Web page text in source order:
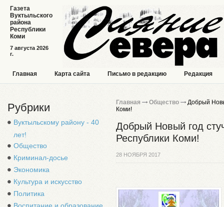
7 августа 2026
г.
Газета
Вуктыльского
района
Республики
Коми
Главная Карта сайта Письмо в редакцию Редакция
Рубрики
Вуктыльскому району - 40
лет!
Общество
Криминал-досье
Экономика
Культура и искусство
Политика
Главная Общество
Добрый
Коми!
Добрый Новый год
Республики Коми!
28 НОЯБРЯ 2017